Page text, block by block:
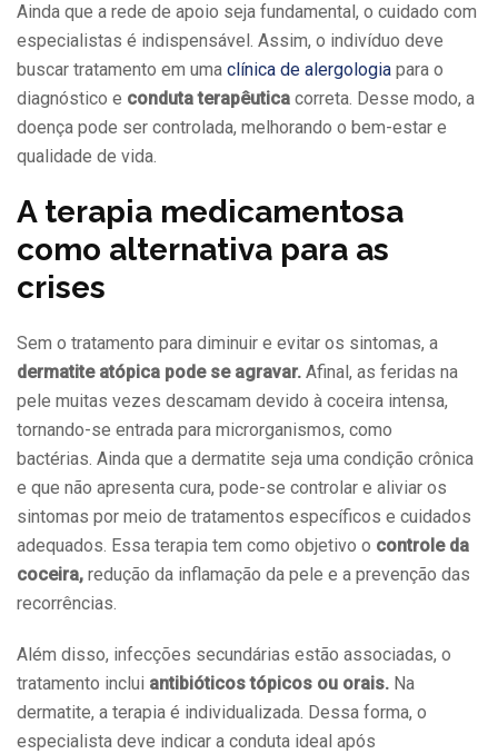
Ainda que a rede de apoio seja fundamental, o cuidado com
especialistas é indispensável. Assim, o indivíduo deve
buscar tratamento em uma clínica de alergologia para o
diagnóstico e conduta terapêutica correta. Desse modo, a
doença pode ser controlada, melhorando o bem-estar e
qualidade de vida.
A terapia medicamentosa
como alternativa para as
crises
Sem o tratamento para diminuir e evitar os sintomas, a
dermatite atópica pode se agravar. Afinal, as feridas na
pele muitas vezes descamam devido à coceira intensa,
tornando-se entrada para microrganismos, como
bactérias. Ainda que a dermatite seja uma condição crônica
e que não apresenta cura, pode-se controlar e aliviar os
sintomas por meio de tratamentos específicos e cuidados
adequados. Essa terapia tem como objetivo o controle da
coceira, redução da inflamação da pele e a prevenção das
recorrências.
Além disso, infecções secundárias estão associadas, o
tratamento inclui antibióticos tópicos ou orais. Na
dermatite, a terapia é individualizada. Dessa forma, o
especialista deve indicar a conduta ideal após